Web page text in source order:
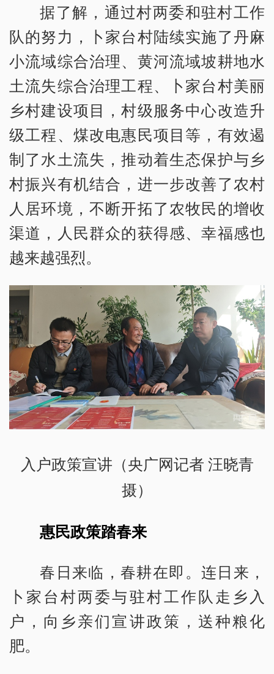
据了解，通过村两委和驻村工作
队的努力，卜家台村陆续实施了丹麻
小流域综合治理、黄河流域坡耕地水
土流失综合治理工程、卜家台村美丽
乡村建设项目，村级服务中心改造升
级工程、煤改电惠民项目等，有效遏
制了水土流失，推动着生态保护与乡
村振兴有机结合，进一步改善了农村
人居环境，不断开拓了农牧民的增收
渠道，人民群众的获得感、幸福感也
越来越强烈。
入户政策宣讲（央广网记者 汪晓青
摄）
惠民政策踏春来
春日来临，春耕在即。连日来，
卜家台村两委与驻村工作队走乡入
户，向乡亲们宣讲政策，送种粮化
肥。